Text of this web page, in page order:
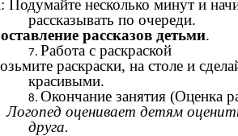
: Подумайте несколько минут и
рассказывать по очереди.
рассказов детьми.
Работа с раскраской
раскраски, на столе и
красивыми.
Окончание занятия (Оценка
Логопед оценивает детям
друга.